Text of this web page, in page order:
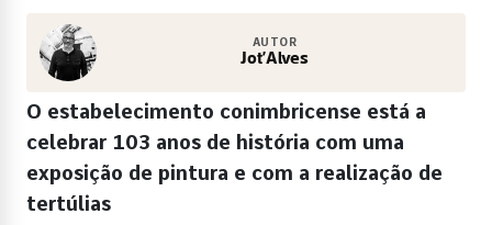
AUTOR
Jot’Alves
O estabelecimento conimbricense está a
celebrar 103 anos de história com uma
exposição de pintura e com a realização de
tertúlias